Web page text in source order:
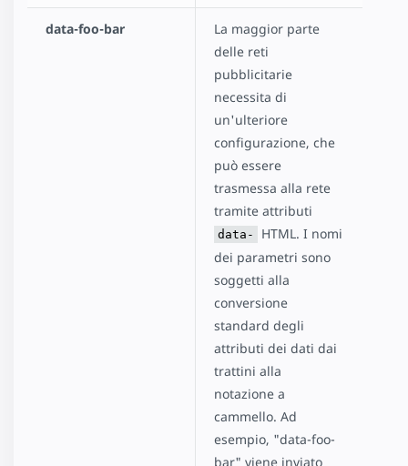
data-foo-bar
La maggior parte
delle reti
pubblicitarie
necessita di
un'ulteriore
configurazione, che
può essere
trasmessa alla rete
tramite attributi
data-
HTML. I nomi
dei parametri sono
soggetti alla
conversione
standard degli
attributi dei dati dai
trattini alla
notazione a
cammello. Ad
esempio, "data-foo-
bar" viene inviato